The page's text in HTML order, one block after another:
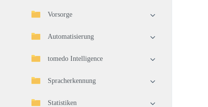
Vorsorge
Automatisierung
tomedo Intelligence
Spracherkennung
Statistiken